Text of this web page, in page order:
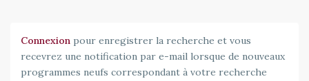
Connexion pour enregistrer la recherche et vous
recevrez une notification par e-mail lorsque de nouveaux
programmes neufs correspondant à votre recherche